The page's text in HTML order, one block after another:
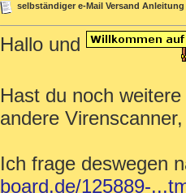
selbständiger e-Mail Versand Anleitung
Hallo und
Hast du noch
andere
Ich frage deswegen
board.de/125889-